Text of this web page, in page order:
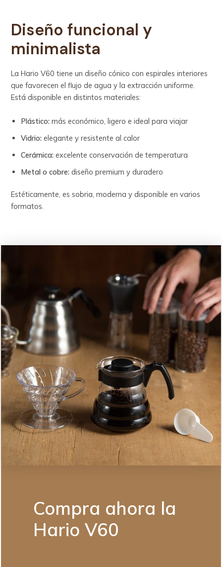
Diseño funcional y
minimalista
La Hario V60 tiene un diseño cónico con espirales interiores
que favorecen el flujo de agua y la extracción uniforme.
Está disponible en distintos materiales:
Plástico: más económico, ligero e ideal para viajar
Vidrio: elegante y resistente al calor
Cerámica: excelente conservación de temperatura
Metal o cobre: diseño premium y duradero
Estéticamente, es sobria, moderna y disponible en varios
formatos.
Compra ahora la
Hario V60